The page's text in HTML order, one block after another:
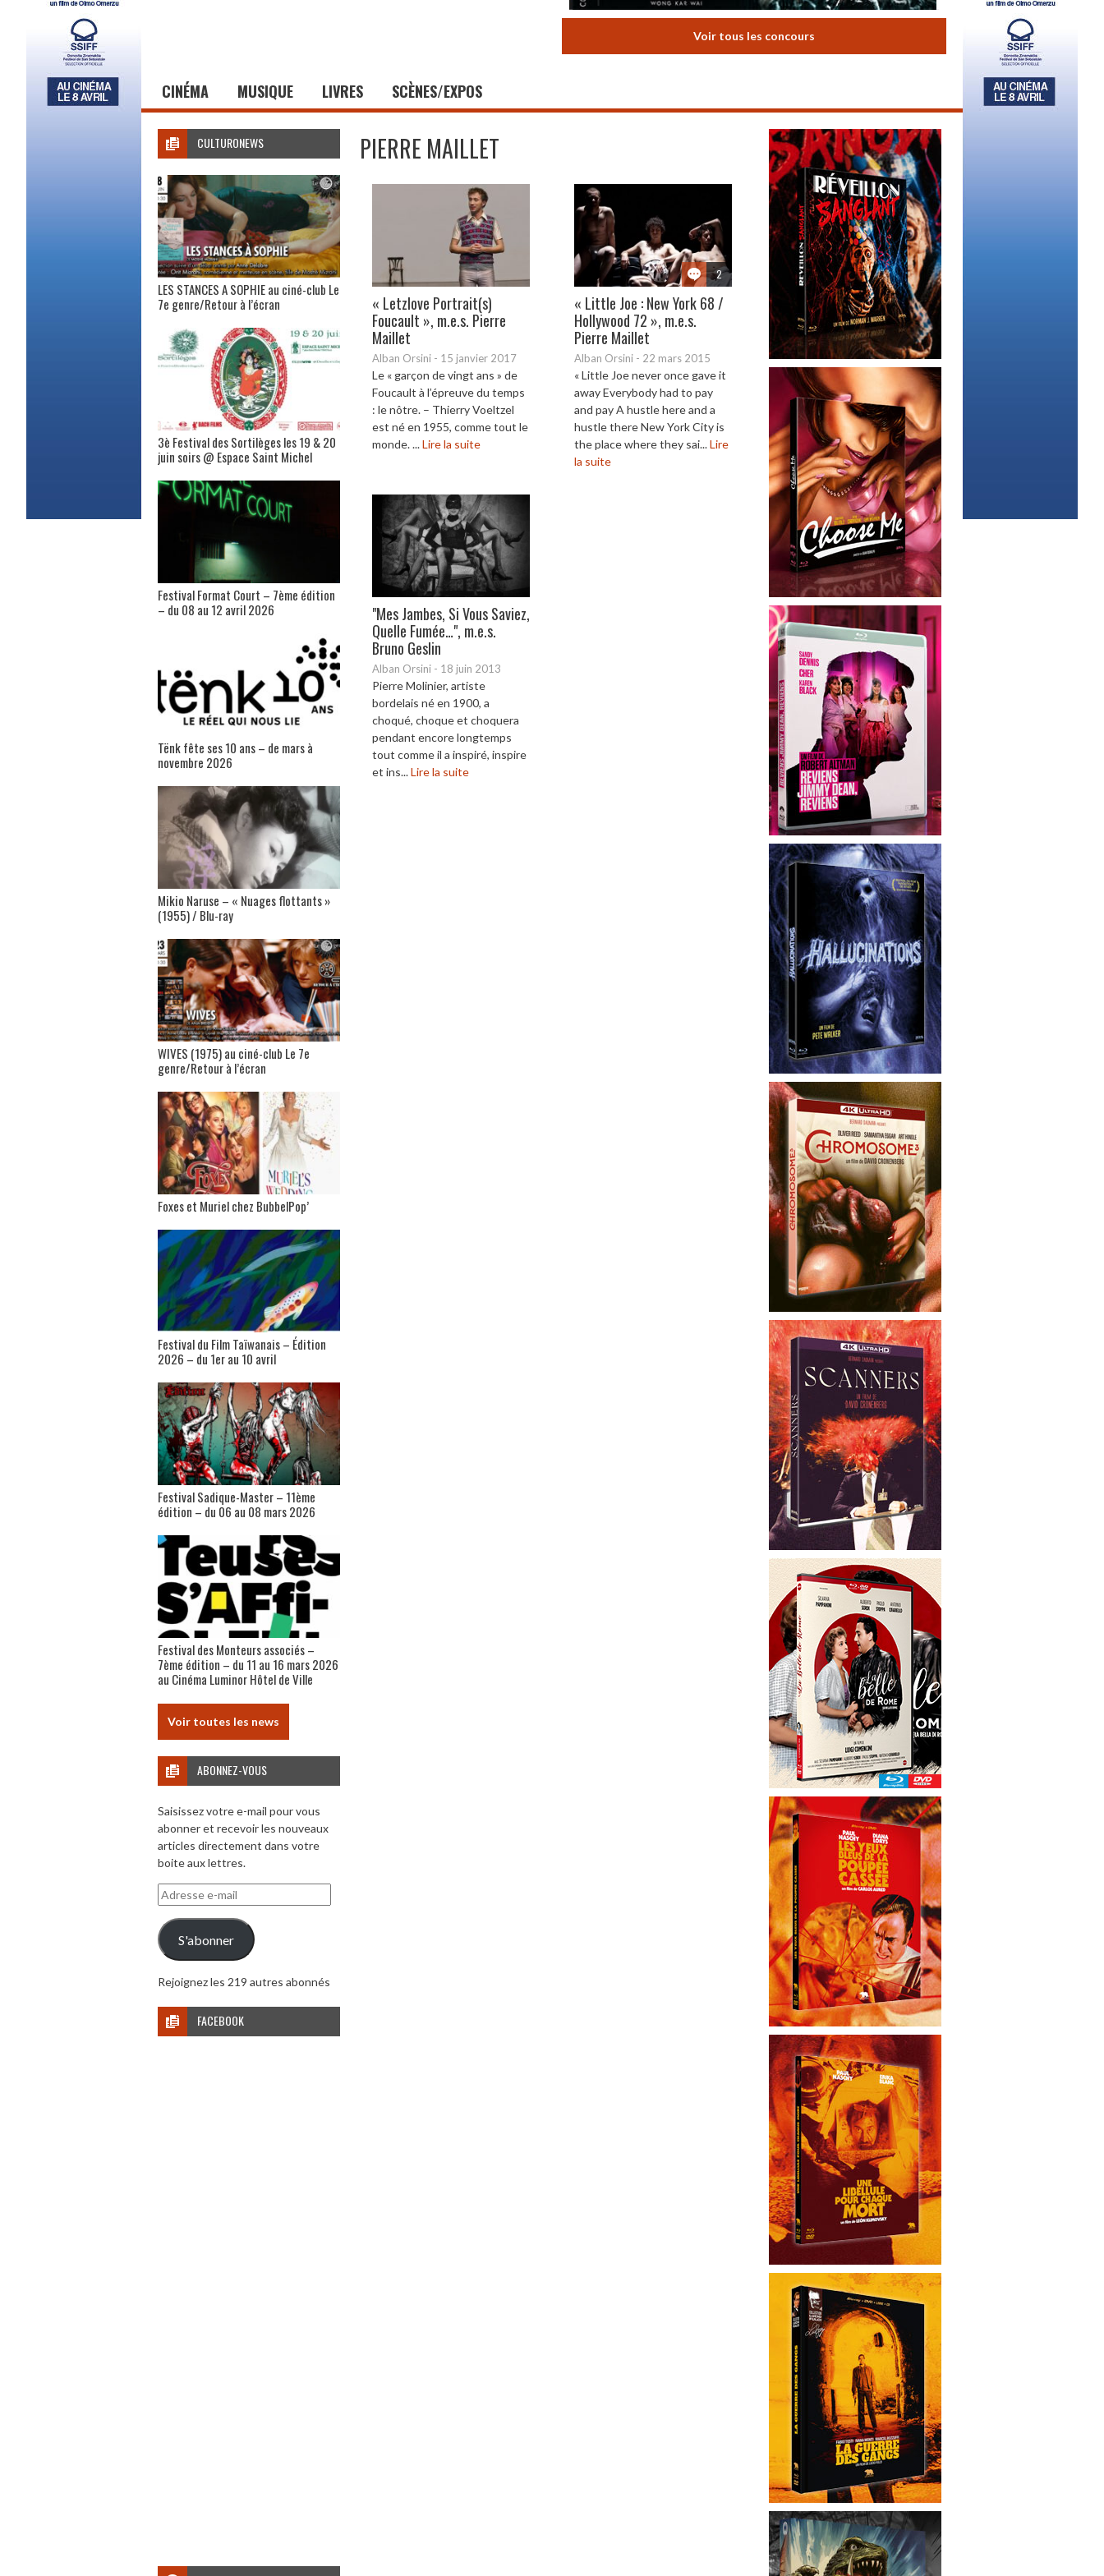
Voir tous les concours
CINÉMA MUSIQUE LIVRES SCÈNES/EXPOS
PIERRE MAILLET
« Letzlove Portrait(s)
Foucault », m.e.s. Pierre
Maillet
Alban Orsini - 15 janvier 2017
Le « garçon de vingt ans » de
Foucault à l’épreuve du temps
: le nôtre. – Thierry Voeltzel
est né en 1955, comme tout le
monde. ...Lire la suite
2
« Little Joe : New York 68 /
Hollywood 72 », m.e.s.
Pierre Maillet
Alban Orsini - 22 mars 2015
« Little Joe never once gave it
away Everybody had to pay
and pay A hustle here and a
hustle there New York City is
the place where they sai...Lire
la suite
"Mes Jambes, Si Vous Saviez,
Quelle Fumée…", m.e.s.
Bruno Geslin
Alban Orsini - 18 juin 2013
Pierre Molinier, artiste
bordelais né en 1900, a
choqué, choque et choquera
pendant encore longtemps
tout comme il a inspiré, inspire
et ins...Lire la suite
CULTURONEWS
LES STANCES A SOPHIE au ciné-club Le
7e genre/Retour à l’écran
3è Festival des Sortilèges les 19 & 20
juin soirs @ Espace Saint Michel
Festival Format Court – 7ème édition
– du 08 au 12 avril 2026
Tënk fête ses 10 ans – de mars à
novembre 2026
Mikio Naruse – « Nuages flottants »
(1955) / Blu-ray
WIVES (1975) au ciné-club Le 7e
genre/Retour à l’écran
Foxes et Muriel chez BubbelPop’
Festival du Film Taïwanais – Édition
2026 – du 1er au 10 avril
Festival Sadique-Master – 11ème
édition – du 06 au 08 mars 2026
Festival des Monteurs associés –
7ème édition – du 11 au 16 mars 2026
au Cinéma Luminor Hôtel de Ville
Voir toutes les news
ABONNEZ-VOUS
Saisissez votre e-mail pour vous
abonner et recevoir les nouveaux
articles directement dans votre
boite aux lettres.
Adresse
e-
mail
S'abonner
Rejoignez les 219 autres abonnés
FACEBOOK